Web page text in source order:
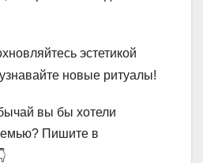
эстетикой
новые ритуалы!
вы бы хотели
Пишите в